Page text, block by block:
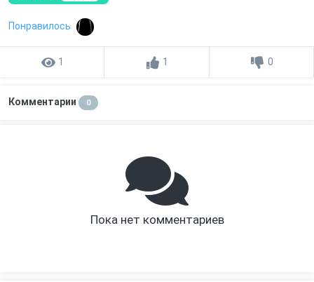
Понравилось
1 1 0
Комментарии 0
Пока нет комментариев